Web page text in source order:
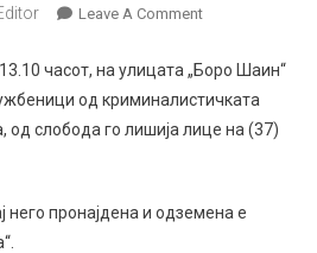
Leave A CommentOn
И
Одземена
Опојна
часот, на улицата „Боро Шаин“
од криминалистичката
од слобода го лишија лице на (37)
него пронајдена и одземена е